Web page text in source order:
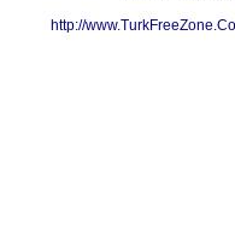
http://